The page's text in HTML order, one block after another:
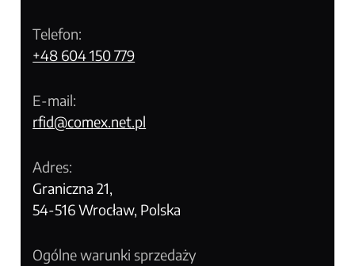
Telefon:
+48 604 150 779
E-mail:
rfid@comex.net.pl
Adres:
Graniczna 21,
54-516 Wrocław, Polska
Ogólne warunki sprzedaży